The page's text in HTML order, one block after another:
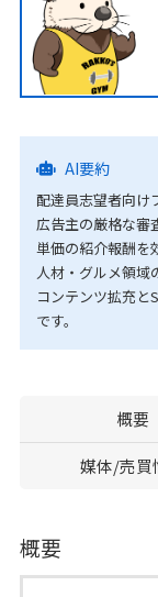
AI要約
配達員志望者向け
広告主の厳格な審
単価の紹介報酬を
人材・グルメ領域
コンテンツ拡充と
です。
概要
媒体/売買
概要